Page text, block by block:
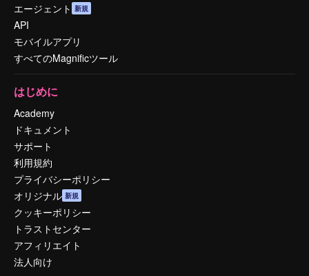
エージェント 新規
API
モバイルアプリ
すべてのMagnificツール
はじめに
Academy
ドキュメント
サポート
利用規約
プライバシーポリシー
オリジナル 新規
クッキーポリシー
トラストセンター
アフィリエイト
法人向け